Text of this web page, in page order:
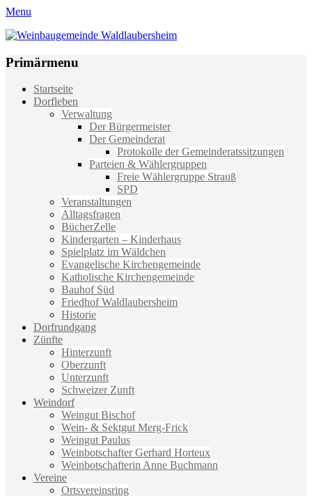
Menu
Weinbaugemeinde Waldlaubersheim
Primärmenu
Weiter
zum
Startseite
Dorfleben
Verwaltung
Der Bürgermeister
Der Gemeinderat
Protokolle der Gemeinderatssitzungen
Parteien & Wählergruppen
Freie Wählergruppe Strauß
SPD
Veranstaltungen
Alltagsfragen
BücherZelle
Kindergarten – Kinderhaus
Spielplatz im Wäldchen
Evangelische Kirchengemeinde
Katholische Kirchengemeinde
Bauhof Süd
Friedhof Waldlaubersheim
Historie
Dorfrundgang
Zünfte
Hinterzunft
Oberzunft
Unterzunft
Schweizer Zunft
Weindorf
Weingut Bischof
Wein- & Sektgut Merg-Frick
Weingut Paulus
Weinbotschafter Gerhard Horteux
Weinbotschafterin Anne Buchmann
Vereine
Ortsvereinsring